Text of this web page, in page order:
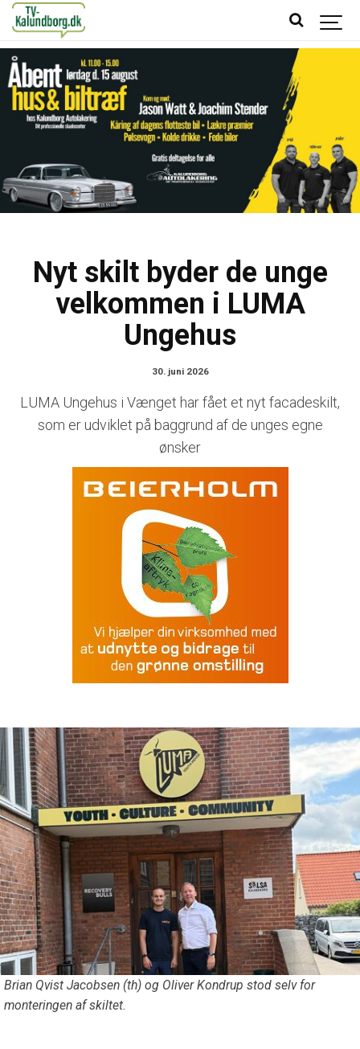
Nyt skilt byder de unge
velkommen i LUMA
Ungehus
30. juni 2026
LUMA Ungehus i Vænget har fået et nyt facadeskilt,
som er udviklet på baggrund af de unges egne
ønsker
Brian Qvist Jacobsen (th) og Oliver Kondrup stod selv for
monteringen af skiltet.